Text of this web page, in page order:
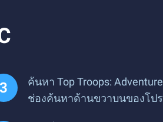
ค้นหา Top Troops:
ช่องค้นหาด้านขวาบนของโป